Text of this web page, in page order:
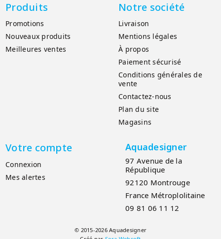
Produits
Promotions
Nouveaux produits
Meilleures ventes
Notre société
Livraison
Mentions légales
À propos
Paiement sécurisé
Conditions générales de
vente
Contactez-nous
Plan du site
Magasins
Votre compte
Connexion
Mes alertes
Aquadesigner
97 Avenue de la
République
92120 Montrouge
France Métroplolitaine
09 81 06 11 12
© 2015-2026 Aquadesigner